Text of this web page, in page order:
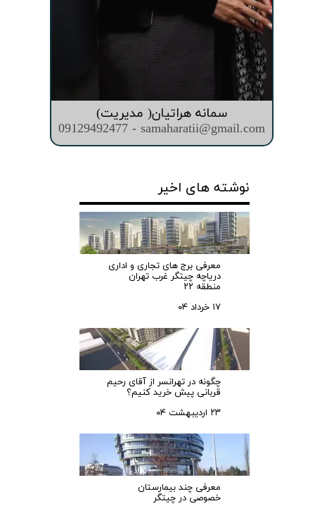
سمانه هراتیان( مدیریت)
09129492477 - samaharatii@gmail.com
نوشته های اخیر
معرفی برج های تجاری و اداری
دریاچه چیتگر غرب تهران
منطقه ۲۲
۱۷ خرداد ۰۴
چگونه در تهرانسر از آقای رحیم
قربانی پیش خرید کنیم؟
۲۳ اردیبهشت ۰۴
معرفی چند بیمارستان
خصوصی در چیتگر